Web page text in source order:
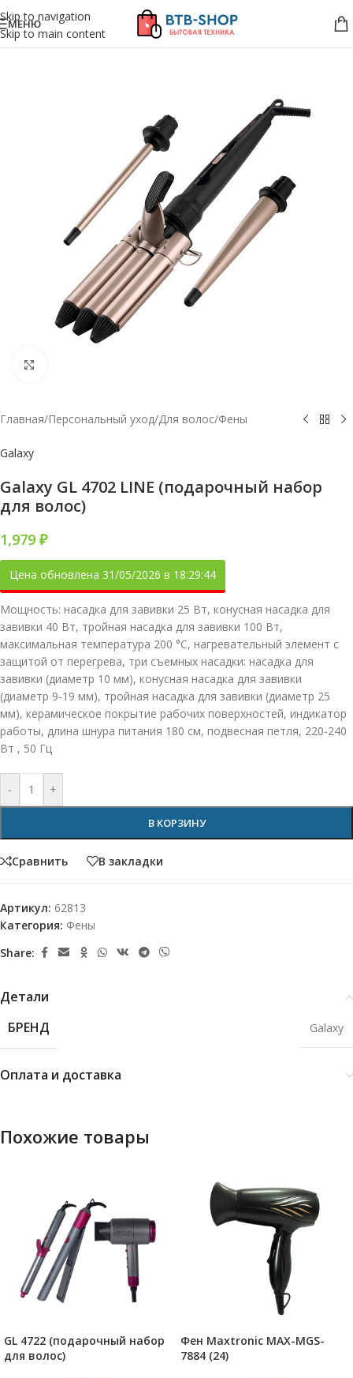
Skip to navigation
Skip to main content
МЕНЮ
Главная/Персональный уход/Для волос/Фены
Galaxy
Galaxy GL 4702 LINE (подарочный набор
для волос)
1,979 ₽
Цена обновлена 31/05/2026 в 18:29:44
Мощность: насадка для завивки 25 Вт, конусная насадка для
завивки 40 Вт, тройная насадка для завивки 100 Вт,
максимальная температура 200 °C, нагревательный элемент с
защитой от перегрева, три съемных насадки: насадка для
завивки (диаметр 10 мм), конусная насадка для завивки
(диаметр 9-19 мм), тройная насадка для завивки (диаметр 25
мм), керамическое покрытие рабочих поверхностей, индикатор
работы, длина шнура питания 180 см, подвесная петля, 220-240
Вт , 50 Гц
- +
В КОРЗИНУ
Сравнить В закладки
Артикул: 62813
Категория: Фены
Share:
Детали
БРЕНД
Galaxy
Оплата и доставка
Похожие товары
GL 4722 (подарочный набор
для волос)
Фен Maxtronic MAX-MGS-
7884 (24)